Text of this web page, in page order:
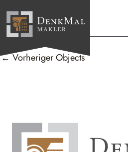
Inhalt
springen
←Vorheriger Objects